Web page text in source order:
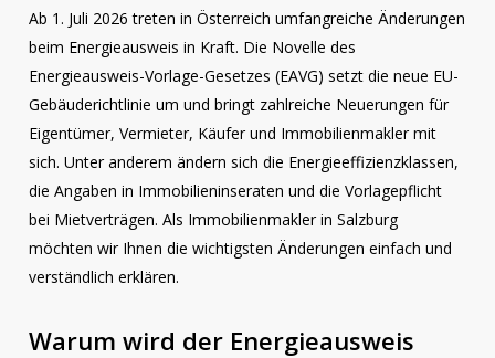
Ab 1. Juli 2026 treten in Österreich umfangreiche Änderungen
beim Energieausweis in Kraft. Die Novelle des
Energieausweis-Vorlage-Gesetzes (EAVG) setzt die neue EU-
Gebäuderichtlinie um und bringt zahlreiche Neuerungen für
Eigentümer, Vermieter, Käufer und Immobilienmakler mit
sich. Unter anderem ändern sich die Energieeffizienzklassen,
die Angaben in Immobilieninseraten und die Vorlagepflicht
bei Mietverträgen. Als Immobilienmakler in Salzburg
möchten wir Ihnen die wichtigsten Änderungen einfach und
verständlich erklären.
Warum wird der Energieausweis